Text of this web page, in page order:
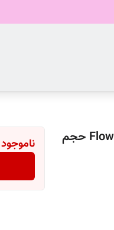
اسپری بدن زنانه اویور مدل Flower Bomb - Viktor Rolf حجم
ناموجود